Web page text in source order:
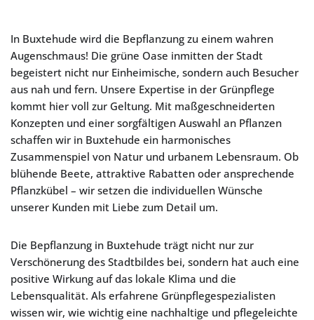
In Buxtehude wird die Bepflanzung zu einem wahren
Augenschmaus! Die grüne Oase inmitten der Stadt
begeistert nicht nur Einheimische, sondern auch Besucher
aus nah und fern. Unsere Expertise in der Grünpflege
kommt hier voll zur Geltung. Mit maßgeschneiderten
Konzepten und einer sorgfältigen Auswahl an Pflanzen
schaffen wir in Buxtehude ein harmonisches
Zusammenspiel von Natur und urbanem Lebensraum. Ob
blühende Beete, attraktive Rabatten oder ansprechende
Pflanzkübel – wir setzen die individuellen Wünsche
unserer Kunden mit Liebe zum Detail um.
Die Bepflanzung in Buxtehude trägt nicht nur zur
Verschönerung des Stadtbildes bei, sondern hat auch eine
positive Wirkung auf das lokale Klima und die
Lebensqualität. Als erfahrene Grünpflegespezialisten
wissen wir, wie wichtig eine nachhaltige und pflegeleichte